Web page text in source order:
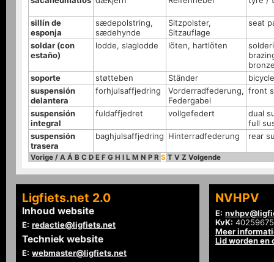
sillín de
esponja
sædepolstring,
sædehynde
Sitzpolster,
Sitzauflage
seat
soldar (con
estaño)
lodde, slaglodde löten, hartlöten
soporte
støtteben Ständer
suspensión
delantera
forhjulsaffjedring
Vorderradfederung,
Federgabel
front
suspensión
integral
fuldaffjedret vollgefedert
dual
full
suspensión
trasera
baghjulsaffjedring Hinterradfederung rear
Vorige / A Á B C D E F G H I L M N P R S T V Z Volgende
Ligfiets.net 2.0
Inhoud website
E: redactie@ligfiets.net
Techniek website
E: webmaster@ligfiets.net
NVHPV
E:
KvK: 40259675
Meer
Lid worden en